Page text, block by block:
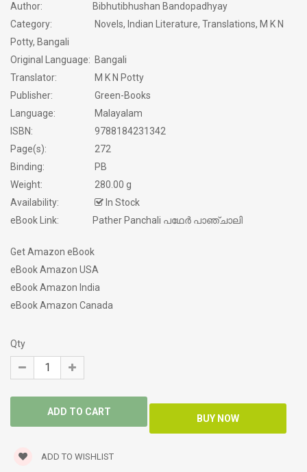
Author:
Bibhutibhushan Bandopadhyay
Category:
Novels, Indian Literature, Translations, M K N
Potty, Bangali
Original Language: Bangali
Translator:
M K N Potty
Publisher:
Green-Books
Language:
Malayalam
ISBN:
9788184231342
Page(s):
272
Binding:
PB
Weight:
280.00 g
Availability:
In Stock
eBook Link:
Pather Panchali പഥേർ പാഞ്ചാലി
Get Amazon eBook
eBook Amazon USA
eBook Amazon India
eBook Amazon Canada
Qty
ADD TO WISHLIST